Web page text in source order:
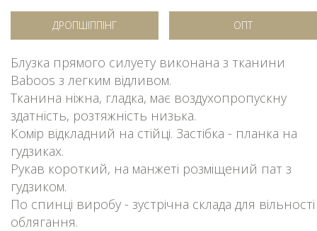
ДРОПШІППІНГ ОПТ
Блузка прямого силуету виконана з тканини
Baboos з легким відливом.
Тканина ніжна, гладка, має воздухопропускну
здатність, розтяжність низька.
Комір відкладний на стійці. Застібка - планка на
гудзиках.
Рукав короткий, на манжеті розміщений пат з
гудзиком.
По спинці виробу - зустрічна склада для вільності
облягання.